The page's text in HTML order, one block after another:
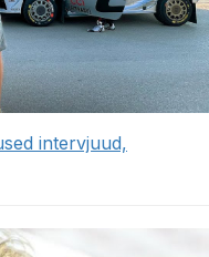
intervjuud,